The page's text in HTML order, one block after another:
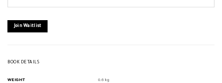
joinJoin Waitlist
BOOK DETAILS
WEIGHT 0.6 kg